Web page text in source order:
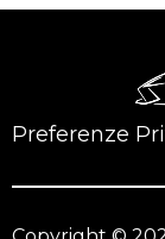
Preferenze